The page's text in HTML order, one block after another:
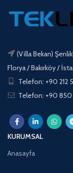
(Villa Bekan)
Florya / Bakırköy /
Telefon: +90 212
Telefon: +90 850
KURUMSAL
Anasayfa